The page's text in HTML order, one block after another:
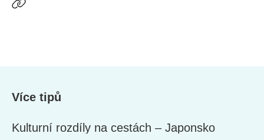
Více tipů
Kulturní rozdíly na cestách – Japonsko